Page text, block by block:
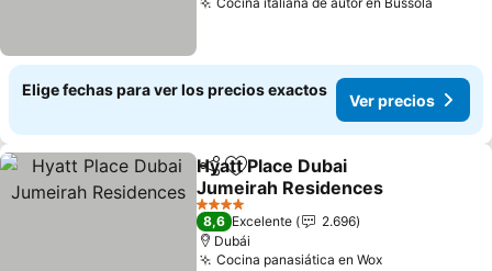
Elige fechas para ver los precios exactos
Ver precios
CompartirAgregar a favoritos
Hyatt Place Dubai
Jumeirah Residences
4 Estrellas
8,6 Excelente
2.696
Dubái
Cocina panasiática en Wox